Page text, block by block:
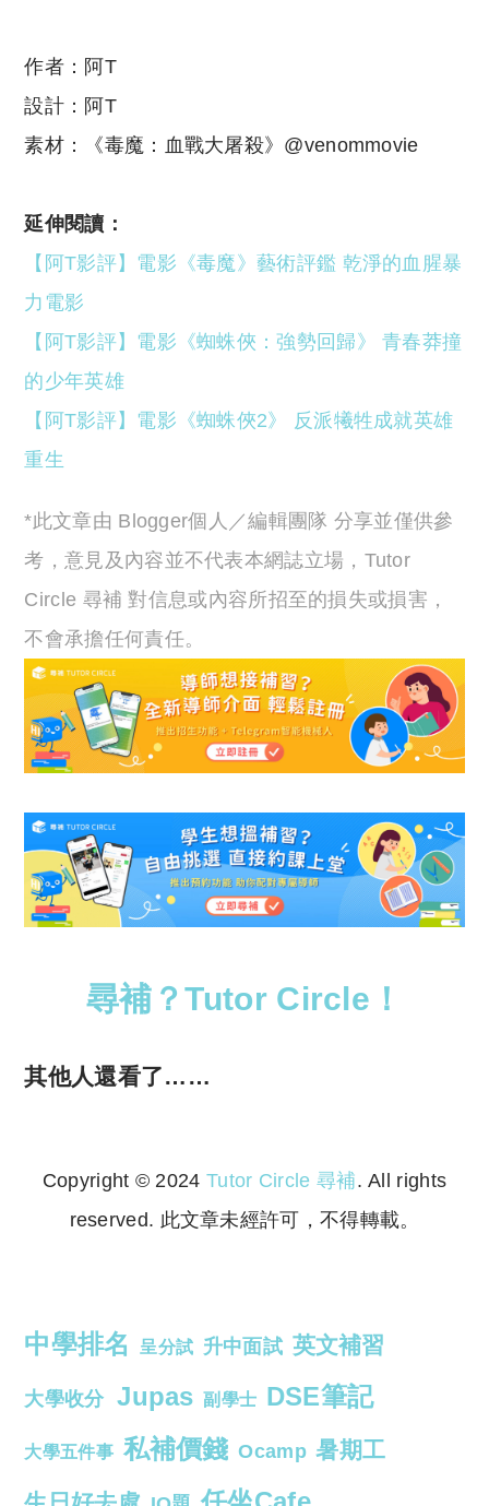
作者：阿T
設計：阿T
素材：《毒魔：血戰大屠殺》@venommovie
延伸閱讀：
【阿T影評】電影《毒魔》藝術評鑑 乾淨的血腥暴
力電影
【阿T影評】電影《蜘蛛俠：強勢回歸》 青春莽撞
的少年英雄
【阿T影評】電影《蜘蛛俠2》 反派犧牲成就英雄
重生
*此文章由 Blogger個人／編輯團隊 分享並僅供參
考，意見及內容並不代表本網誌立場，Tutor
Circle 尋補 對信息或內容所招至的損失或損害，
不會承擔任何責任。
尋補？Tutor Circle！
其他人還看了……
Copyright © 2024 Tutor Circle 尋補. All rights
reserved. 此文章未經許可，不得轉載。
中學排名 呈分試 升中面試 英文補習
大學收分 Jupas 副學士 DSE筆記
大學五件事 私補價錢 Ocamp 暑期工